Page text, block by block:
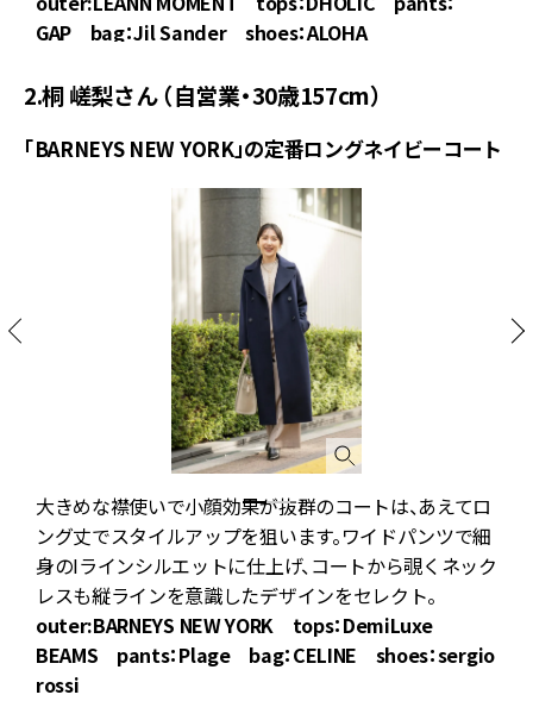
GAP bag：Jil Sander shoes：ALOHA
2.桐 嵯梨さん （自営業・30歳157cm）
「BARNEYS NEW YORK」の定番ロングネイビーコート
大きめな襟使いで小顔効果が抜群のコートは、あえてロ
ング丈でスタイルアップを狙います。ワイドパンツで細
身のIラインシルエットに仕上げ、コートから覗くネック
レスも縦ラインを意識したデザインをセレクト。
outer:BARNEYS NEW YORK tops：DemiLuxe
BEAMS pants：Plage bag：CELINE shoes：sergio
rossi